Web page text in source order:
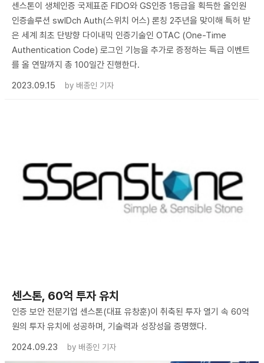
센스톤이 생체인증 국제표준 FIDO와 GS인증 1등급을 획득한 올인원
인증솔루션 swIDch Auth(스위치 어스) 론칭 2주년을 맞이해 특허 받
은 세계 최초 단방향 다이내믹 인증기술인 OTAC (One-Time
Authentication Code) 로그인 기능을 추가로 증정하는 특급 이벤트
를 올 연말까지 총 100일간 진행한다.
2023.09.15
by 배종인 기자
센스톤, 60억 투자 유치
인증 보안 전문기업 센스톤(대표 유창훈)이 취축된 투자 열기 속 60억
원의 투자 유치에 성공하며, 기술력과 성장성을 증명했다.
2024.09.23
by 배종인 기자